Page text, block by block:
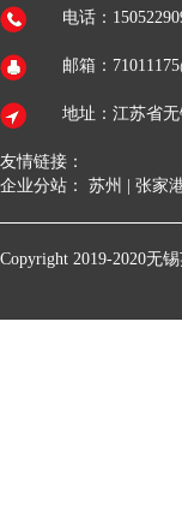
电话：
邮箱：
地址：江苏省
友情链接：
企业分站： 苏州 张家
Copyright 2019-2020无